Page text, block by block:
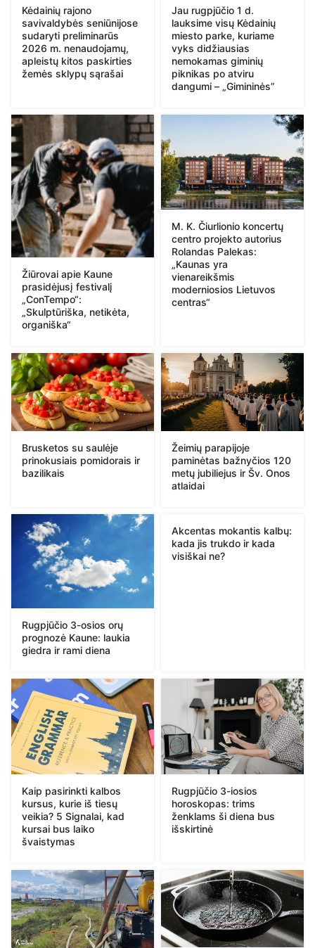
Kėdainių rajono
savivaldybės seniūnijose
sudaryti preliminarūs
2026 m. nenaudojamų,
apleistų kitos paskirties
žemės sklypų sąrašai
Jau rugpjūčio 1 d.
lauksime visų Kėdainių
miesto parke, kuriame
vyks didžiausias
nemokamas giminių
piknikas po atviru
dangumi – „Gimininės”
Žiūrovai apie Kaune
prasidėjusį festivalį
„ConTempo“:
„Skulptūriška, netikėta,
organiška“
M. K. Čiurlionio koncertų
centro projekto autorius
Rolandas Palekas:
„Kaunas yra
vienareikšmis
moderniosios Lietuvos
centras“
Brusketos su saulėje
prinokusiais pomidorais ir
bazilikais
Žeimių parapijoje
paminėtas bažnyčios 120
metų jubiliejus ir Šv. Onos
atlaidai
Rugpjūčio 3-osios orų
prognozė Kaune: laukia
giedra ir rami diena
Akcentas mokantis kalbų:
kada jis trukdo ir kada
visiškai ne?
Kaip pasirinkti kalbos
kursus, kurie iš tiesų
veikia? 5 Signalai, kad
kursai bus laiko
švaistymas
Rugpjūčio 3-iosios
horoskopas: trims
ženklams ši diena bus
išskirtinė